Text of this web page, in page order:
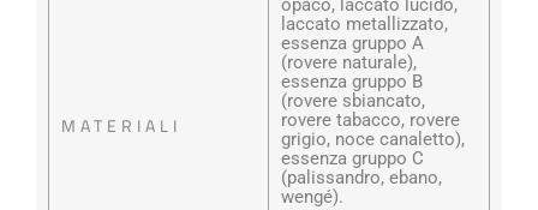
MATERIALI
opaco, laccato lucido,
laccato metallizzato,
essenza gruppo A
(rovere naturale),
essenza gruppo B
(rovere sbiancato,
rovere tabacco, rovere
grigio, noce canaletto),
essenza gruppo C
(palissandro, ebano,
wengé).